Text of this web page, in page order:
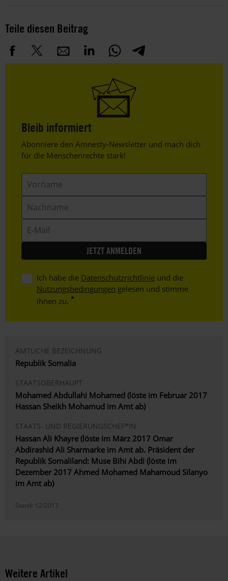
Teile diesen Beitrag
Bleib informiert
Header
Text
Abonniere den Amnesty-Newsletter und mach dich
für die Menschenrechte stark!
Mail
Ich habe die Datenschutzrichtlinie und die
Nutzungsbedingungen gelesen und stimme
ihnen zu.
AMTLICHE BEZEICHNUNG
Republik Somalia
STAATSOBERHAUPT
Mohamed Abdullahi Mohamed (löste im Februar 2017
Hassan Sheikh Mohamud im Amt ab)
STAATS- UND REGIERUNGSCHEF*IN
Hassan Ali Khayre (löste im März 2017 Omar
Abdirashid Ali Sharmarke im Amt ab. Präsident der
Republik Somaliland: Muse Bihi Abdi (löste im
Dezember 2017 Ahmed Mohamed Mahamoud Silanyo
im Amt ab)
Stand: 12/2017
Weitere Artikel